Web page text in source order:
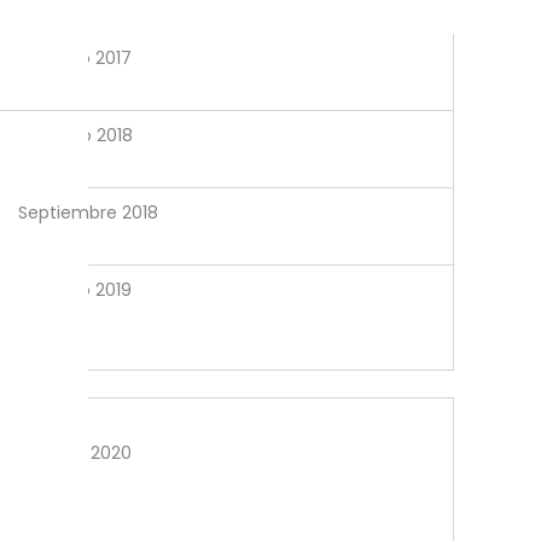
Mayo 2017
Enero 2018
Septiembre 2018
Junio 2019
Abril 2020